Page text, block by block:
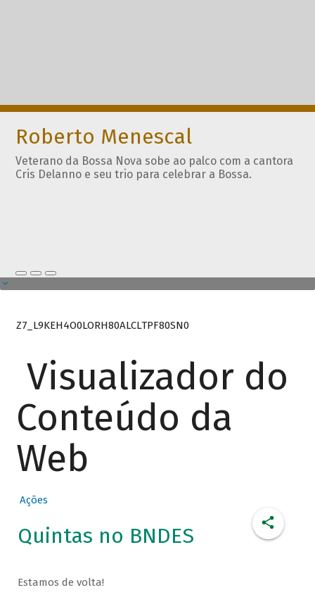
Roberto Menescal
Veterano da Bossa Nova sobe ao palco com a cantora
Cris Delanno e seu trio para celebrar a Bossa.
Z7_L9KEH4O0LORH80ALCLTPF80SN0
Visualizador do
Conteúdo da
Web
Ações
Quintas no BNDES
Estamos de volta!